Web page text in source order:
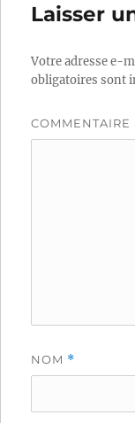
Laisser
Votre adresse e-
obligatoires sont
COMMENTAIRE
NOM *